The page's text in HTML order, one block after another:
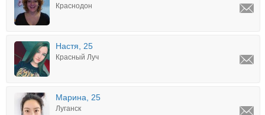
Краснодон
Настя, 25
Красный Луч
Марина, 25
Луганск